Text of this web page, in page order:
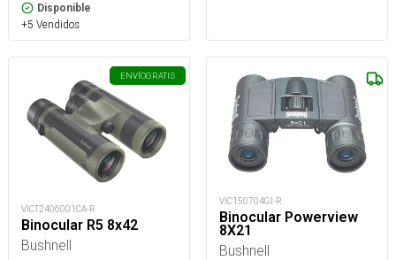
Disponible
+5 Vendidos
ENVÍOGRATIS
VICT2406001CA-R
Binocular R5 8x42
Bushnell
VIC150704GI-R
Binocular Powerview
8X21
Bushnell